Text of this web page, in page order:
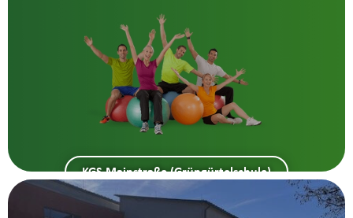
KGS Mainstraße (Grüngürtelschule)